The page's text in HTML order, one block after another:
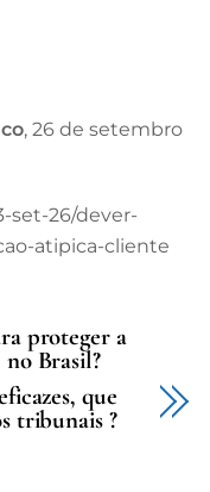
, 26 de setembro
set-26/dever-
atipica-cliente
proteger a
Brasil?
que
tribunais ?